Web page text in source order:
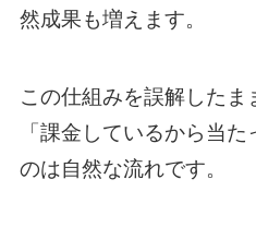
然成果も増えます。
この仕組みを誤解した
「課金しているから当
のは自然な流れです。